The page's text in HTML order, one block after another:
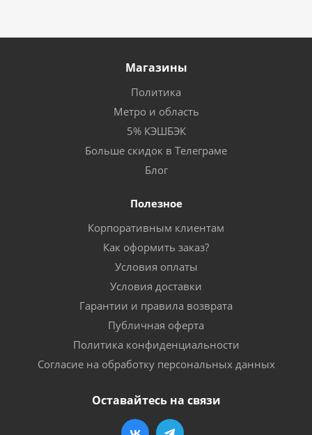
Магазины
Политика
Метро и область
5% КЭШБЭК
Больше скидок в Телеграме
Блог
Полезное
Корпоративным клиентам
Как оформить заказ?
Условия оплаты
Условия доставки
Гарантии и правила возврата
Публичная оферта
Политика конфиденциальности
Согласие на обработку персональных данных
Оставайтесь на связи